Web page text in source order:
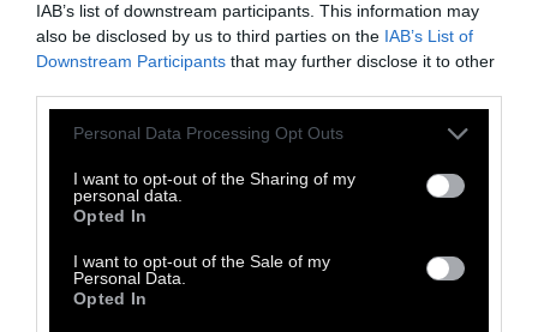
IAB’s list of downstream participants. This information may
also be disclosed by us to third parties on the IAB’s List of
Downstream Participants that may further disclose it to other
Personal Data Processing Opt Outs
I want to opt-out of the Sharing of my
personal data.
Opted In
I want to opt-out of the Sale of my
Personal Data.
Opted In
επιλέξουν να πιστέψουν πως όλα αυτά δεν
είναι παρά ένα σύνολο από σαχλαμάρες τις
διαβεβαιώνω, καμιά γάτα, πόσο μάλλον εγώ,
Απόσπασμα από το «Εγώ είμαι μία γάτα» του
Soseki Natsume, μετάφραση Γιάννης